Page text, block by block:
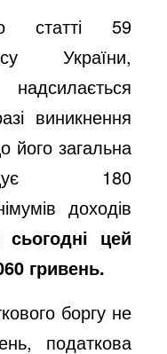
статті 59
України,
виникнення
його загальна
180
доходів
цей
гривень.
боргу не
податкова